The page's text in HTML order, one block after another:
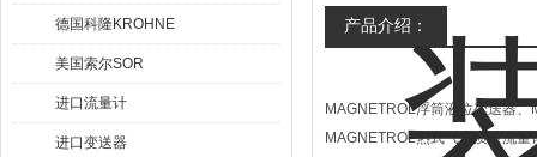
德国科隆KROHNE
美国索尔SOR
进口流量计
进口变送器
产品介绍：
MAGNETROL浮筒液位变送器
MAGNETROL热式气体质量流